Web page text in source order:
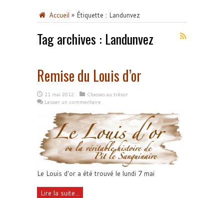
Accueil » Étiquette : Landunvez
Tag archives : Landunvez
Remise du Louis d’or
11 mai 2012
Chasses au trésor
Laisser un commentaire
Le Louis d'or a été trouvé le lundi 7 mai
Lire la suite...